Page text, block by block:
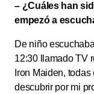
– ¿Cuáles han
empezó a
De niño
12:30 llamado TV
Iron Maiden,
descubrir por mi